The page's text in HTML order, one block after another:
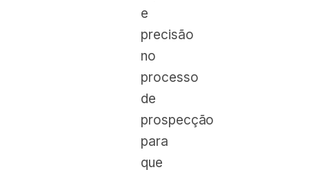
e
precisão
no
processo
de
prospecção
para
que